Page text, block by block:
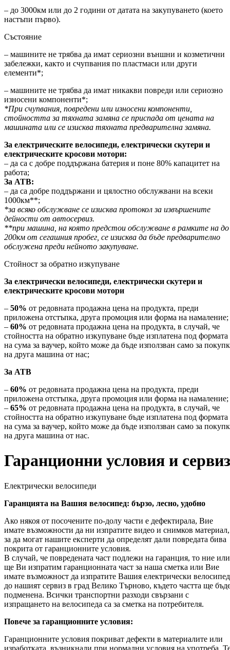
– до 3000км или до 2 години от датата на закупуването (което
настъпи първо).
Състояние
– машините не трябва да имат сериозни външни и козметични
забележки, както и счупвания по пластмаси или други
елементи*;
– машините не трябва да имат никакви повреди или сериозно
износени компоненти*;
*При счупвания, повредени или износени компоненти,
стойността за тяхната замяна се приспада от цената на
машината или се изисква тяхната предварителна замяна.
За електрическите велосипеди, електрически скутери и
електрическите кросови мотори:
– да са с добре поддържана батерия и поне 80% капацитет на
работа;
За АТВ:
– да са добре поддържани и цялостно обслужвани на всеки
1000км**;
*за всяко обслужване се изисква протокол за извършените
дейности от автосервиз.
**при машина, на която предстои обслужване в рамките на до
200км от сегашния пробег, се изисква да бъде предварително
обслужена преди нейното закупуване.
Стойност за обратно изкупуване
За електрически велосипеди, електрически скутери и
електрическите кросови мотори
– 50% от редовната продажна цена на продукта, преди
приложена отстъпка, друга промоция или форма на намаление;
– 60% от редовната продажна цена на продукта, в случай, че
стойността на обратно изкупуване бъде изплатена под формата
на сума за ваучер, който може да бъде използван само за
на друга машина от нас;
За АТВ
– 60% от редовната продажна цена на продукта, преди
приложена отстъпка, друга промоция или форма на намаление;
– 65% от редовната продажна цена на продукта, в случай, че
стойността на обратно изкупуване бъде изплатена под формата
на сума за ваучер, който може да бъде използван само за
на друга машина от нас.
Гаранционни условия и сервиз
Електрически велосипеди
Гаранцията на Вашия велосипед: бързо, лесно, удобно
Ако някоя от посочените по-долу части е дефектирала, Вие
имате възможности да ни изпратите видео и снимков материал,
за да могат нашите експерти да определят дали повредата бива
покрита от гаранционните условия.
В случай, че повредената част подлежи на гаранция, то ние или
ще Ви изпратим гаранционната част за наша сметка или Вие
имате възможност да изпратите Вашия електрически велосипед
до нашият сервиз в град Велико Търново, където частта ще
подменена. Всички транспортни разходи свързани с
изпращането на велосипеда са за сметка на потребителя.
Повече за гаранционните условия:
Гаранционните условия покриват дефекти в материалите или
изработката, възникнали при нормални условия на употреба.